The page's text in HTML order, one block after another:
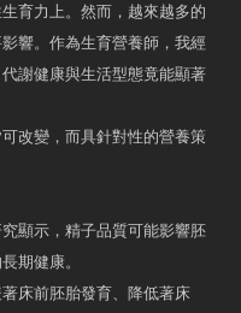
育力上。然而，越來越多的
響。作為生育營養師，我經
謝健康與生活型態竟能顯著
改變，而具針對性的營養策
顯示，精子品質可能影響胚
期健康。
床前胚胎發育、降低著床